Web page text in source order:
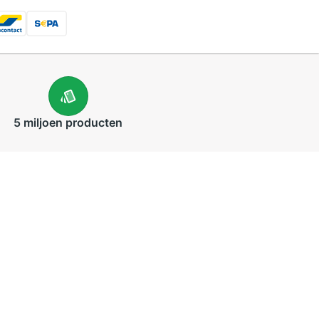
5 miljoen producten